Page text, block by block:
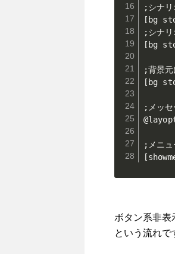
;シナリ
[bg
;シナリ
[bg
;背景元
[bg
;メッセ
;メニュ
ボタン系非
という流れで